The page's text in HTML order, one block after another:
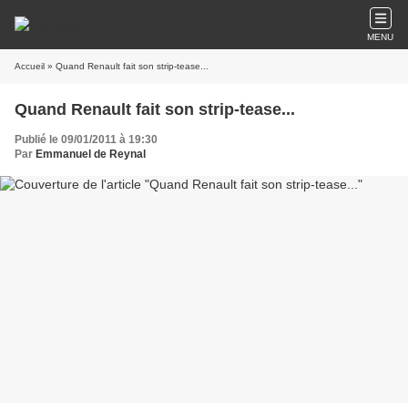
MENU
Accueil » Quand Renault fait son strip-tease...
Quand Renault fait son strip-tease...
Publié le 09/01/2011 à 19:30
Par Emmanuel de Reynal